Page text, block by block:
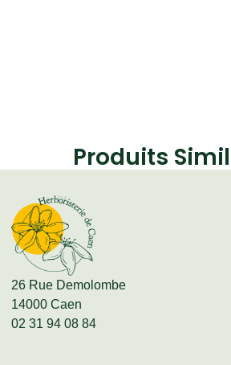
Produits
26 Rue Demolombe
14000 Caen
02 31 94 08 84